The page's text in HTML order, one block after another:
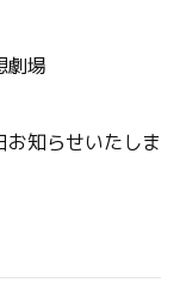
劇場
知らせいたしま